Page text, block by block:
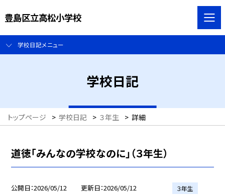
豊島区立高松小学校
学校日記メニュー
学校日記
トップページ > 学校日記 > ３年生 > 詳細
道徳「みんなの学校なのに」（３年生）
公開日 2026/05/12 更新日 2026/05/12 ３年生